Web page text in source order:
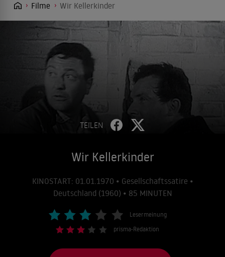
Filme Wir Kellerkinder
TEILEN
Wir Kellerkinder
KINOSTART: 01.01.1970 • Gesellschaftssatire •
Deutschland (1960) • 85 MINUTEN
Lesermeinung
prisma-Redaktion